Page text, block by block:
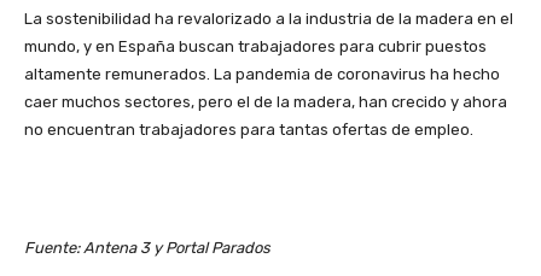
La sostenibilidad ha revalorizado a la industria de la madera en el
mundo, y en España buscan trabajadores para cubrir puestos
altamente remunerados. La pandemia de coronavirus ha hecho
caer muchos sectores, pero el de la madera, han crecido y ahora
no encuentran trabajadores para tantas ofertas de empleo.
Fuente: Antena 3 y Portal Parados